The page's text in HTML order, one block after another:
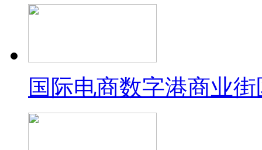
国际电商数字港商业